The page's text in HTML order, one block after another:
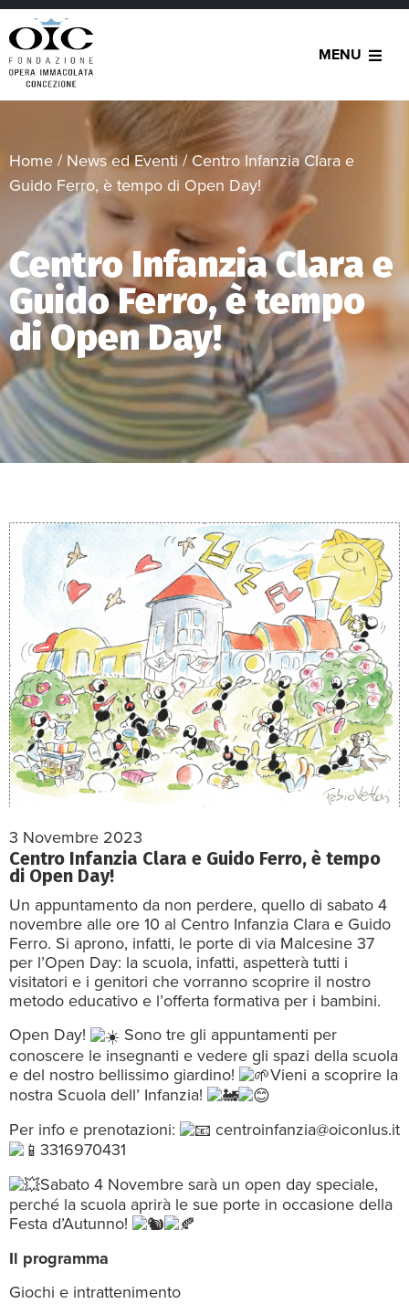
MENU
Home / News ed Eventi/Centro Infanzia Clara e
Guido Ferro, è tempo di Open Day!
Centro Infanzia Clara e
Guido Ferro, è tempo
di Open Day!
3 Novembre 2023
Centro Infanzia Clara e Guido Ferro, è tempo
di Open Day!
Un appuntamento da non perdere, quello di sabato 4
novembre alle ore 10 al Centro Infanzia Clara e Guido
Ferro. Si aprono, infatti, le porte di via Malcesine 37
per l’Open Day: la scuola, infatti, aspetterà tutti i
visitatori e i genitori che vorranno scoprire il nostro
metodo educativo e l’offerta formativa per i bambini.
Open Day!
Sono tre gli appuntamenti per
conoscere le insegnanti e vedere gli spazi della scuola
e del nostro bellissimo giardino!
Vieni a scoprire la
nostra Scuola dell’ Infanzia!
Per info e prenotazioni:
centroinfanzia@oiconlus.it
3316970431
Sabato 4 Novembre sarà un open day speciale,
perché la scuola aprirà le sue porte in occasione della
Festa d’Autunno!
Il programma
Giochi e intrattenimento